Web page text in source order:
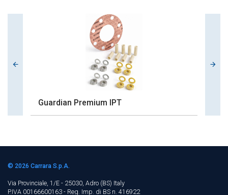
Guardian Premium IPT
© 2026 Carrara S.p.A.
Via Provinciale, 1/E - 25030, Adro (BS) Italy
P.IVA 00166600163 - Reg. Imp. di BS n. 416922